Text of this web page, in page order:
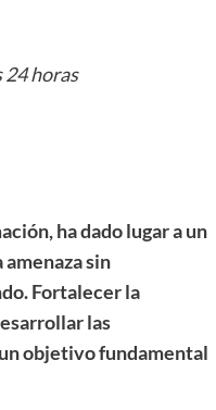
24 horas
ha dado lugar a un
sin
Fortalecer la
las
un objetivo fundamental